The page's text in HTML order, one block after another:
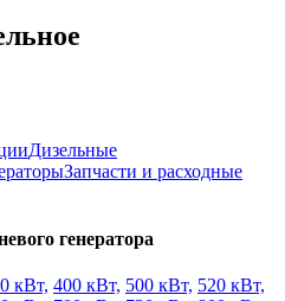
Дизельные
Запчасти и расходные
генератора
кВт, 400 кВт, 500 кВт, 520 кВт,